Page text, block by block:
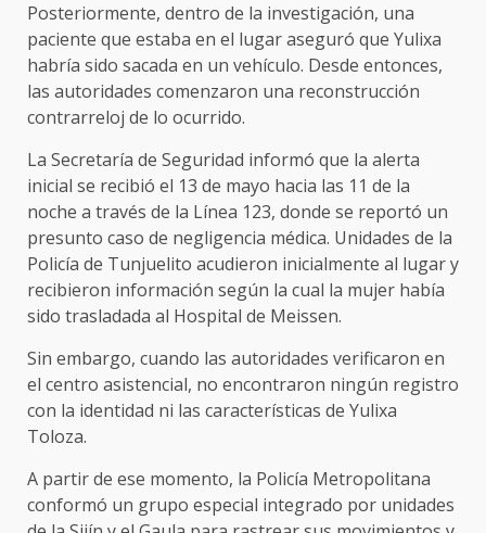
Posteriormente, dentro de la investigación, una
paciente que estaba en el lugar aseguró que Yulixa
habría sido sacada en un vehículo. Desde entonces,
las autoridades comenzaron una reconstrucción
contrarreloj de lo ocurrido.
La Secretaría de Seguridad informó que la alerta
inicial se recibió el 13 de mayo hacia las 11 de la
noche a través de la Línea 123, donde se reportó un
presunto caso de negligencia médica. Unidades de la
Policía de Tunjuelito acudieron inicialmente al lugar y
recibieron información según la cual la mujer había
sido trasladada al Hospital de Meissen.
Sin embargo, cuando las autoridades verificaron en
el centro asistencial, no encontraron ningún registro
con la identidad ni las características de Yulixa
Toloza.
A partir de ese momento, la Policía Metropolitana
conformó un grupo especial integrado por unidades